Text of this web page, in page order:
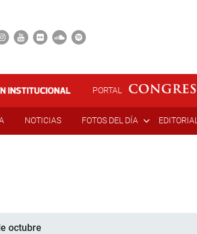
PORTAL
NOTICIAS FOTOS DEL DÍA EDITORIAL
octubre